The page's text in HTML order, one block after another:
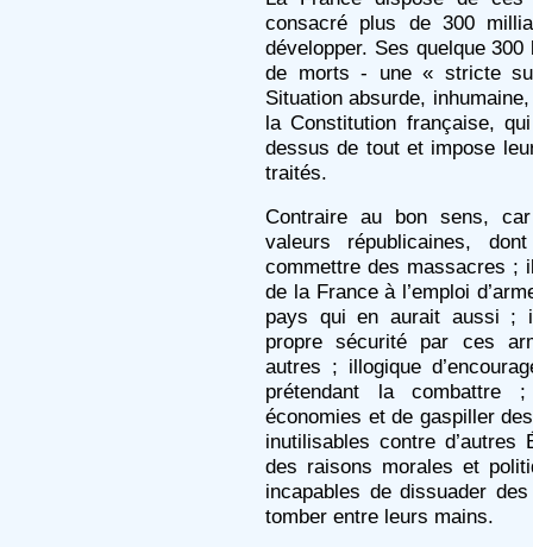
consacré plus de 300
développer. Ses quelque
de morts - une « stricte
Situation absurde,
la Constitution française,
dessus de tout et impose
traités.
Contraire au bon sens,
valeurs républicaines,
commettre des massacres ;
de la France à l’emploi
pays qui en aurait aussi ;
propre sécurité par ces
autres ; illogique
prétendant la combattre
économies et de gaspiller
inutilisables contre
des raisons morales et
incapables de dissuader
tomber entre leurs mains.